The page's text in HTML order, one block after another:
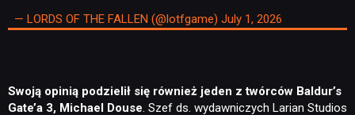
— LORDS OF THE FALLEN (@lotfgame) July 1, 2026
Swoją opinią podzielił się również jeden z twórców Baldur’s
Gate’a 3, Michael Douse. Szef ds. wydawniczych Larian Studios